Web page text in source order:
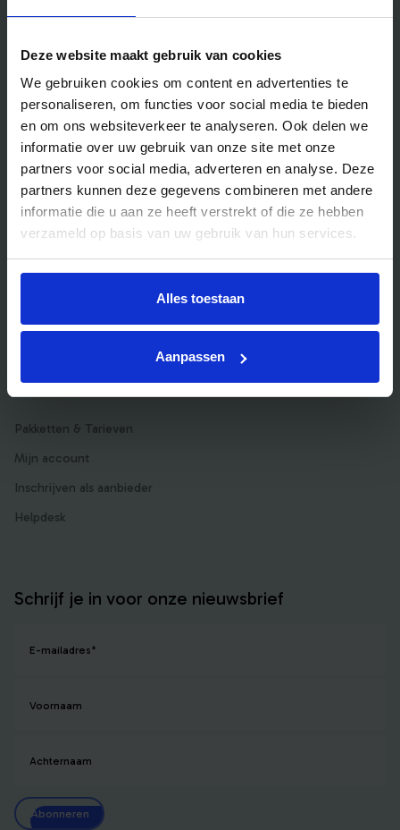
Deze website maakt gebruik van cookies
We gebruiken cookies om content en advertenties te
personaliseren, om functies voor social media te bieden
en om ons websiteverkeer te analyseren. Ook delen we
informatie over uw gebruik van onze site met onze
partners voor social media, adverteren en analyse. Deze
partners kunnen deze gegevens combineren met andere
informatie die u aan ze heeft verstrekt of die ze hebben
verzameld op basis van uw gebruik van hun services.
Alles toestaan
Aanpassen
Veelgestelde vragen
Bedrijfsuitjes
Bedrijfsuitje outdoor
Bedrijfsuitje indoor
Bedrijfsuitje actief
Bedrijfsuitje Brabant
Bedrijfsuitje Limburg
Pakketten & Tarieven
Mijn account
Inschrijven als aanbieder
Helpdesk
Schrijf je in voor onze nieuwsbrief
E-mailadres*
Voornaam
Achternaam
Abonneren